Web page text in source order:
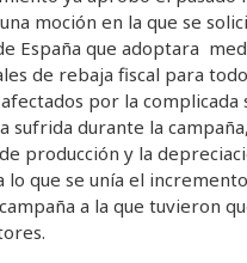
moción en la que se
España que adoptara
de rebaja fiscal para
por la complicada
sufrida durante la
producción y la
lo que se unía el
a la que tuvieron